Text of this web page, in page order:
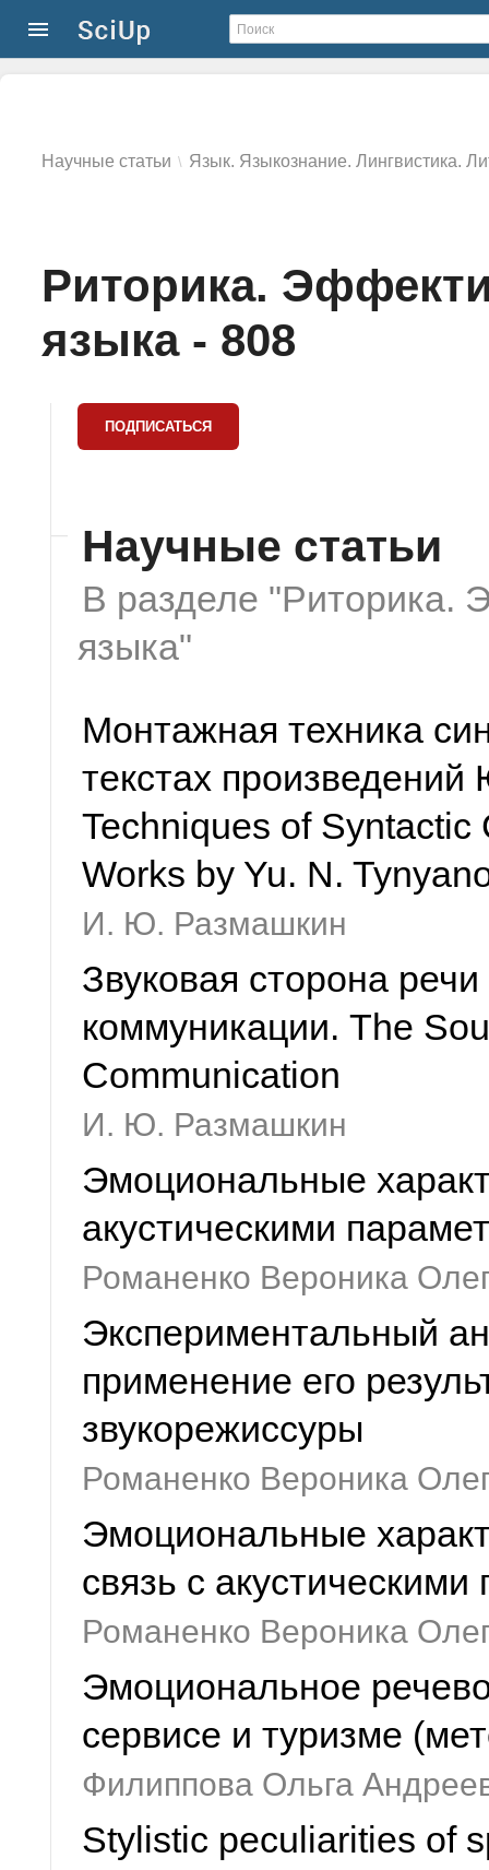
Научные статьи \ Язык. Языкознание. Лингвистика.
Риторика.
языка - 808
Научные статьи
В разделе "Риторика.
языка"
Монтажная техника
текстах
Techniques of Syntactic
Works by Yu. N.
И. Ю. Размашкин
Звуковая сторона
коммуникации. The
Communication
И. Ю. Размашкин
Эмоциональные
акустическими
Романенко Вероника
Экспериментальный
применение его
звукорежиссуры
Романенко Вероника
Эмоциональные
связь с
Романенко Вероника
Эмоциональное
сервисе и туризме
Филиппова Ольга
Stylistic peculiarities of